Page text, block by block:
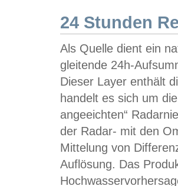
24 Stunden
Als Quelle dient ein
gleitende 24h-
Dieser Layer enthält
handelt es sich um
angeeichten“
der Radar- mit den
Mittelung von
Auflösung. Das